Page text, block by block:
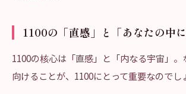
1100の「直感」と「あなたの中に
1100の核心は「直感」と「内なる宇宙」
向けることが、1100にとって重要なのでし